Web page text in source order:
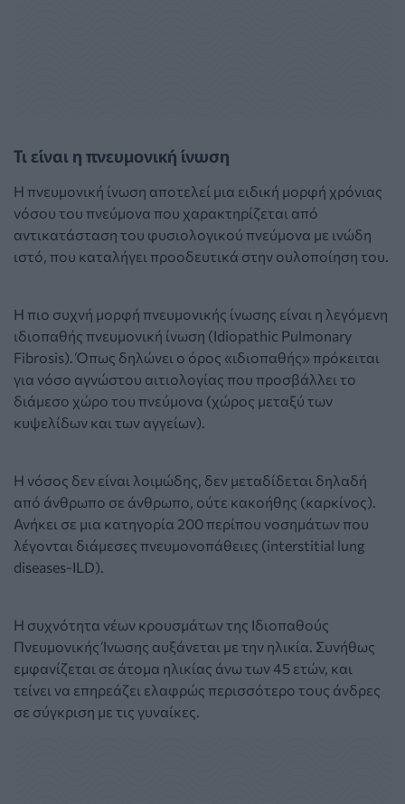
Τι είναι η πνευμονική ίνωση
Η πνευμονική ίνωση αποτελεί μια ειδική μορφή χρόνιας
νόσου του πνεύμονα που χαρακτηρίζεται από
αντικατάσταση του φυσιολογικού πνεύμονα με ινώδη
ιστό, που καταλήγει προοδευτικά στην ουλοποίηση του.
Η πιο συχνή μορφή πνευμονικής ίνωσης είναι η λεγόμενη
ιδιοπαθής πνευμονική ίνωση (Idiopathic Pulmonary
Fibrosis). Όπως δηλώνει ο όρος «ιδιοπαθής» πρόκειται
για νόσο αγνώστου αιτιολογίας που προσβάλλει το
διάμεσο χώρο του πνεύμονα (χώρος μεταξύ των
κυψελίδων και των αγγείων).
Η νόσος δεν είναι λοιμώδης, δεν μεταδίδεται δηλαδή
από άνθρωπο σε άνθρωπο, ούτε κακοήθης (καρκίνος).
Ανήκει σε μια κατηγορία 200 περίπου νοσημάτων που
λέγονται διάμεσες πνευμονοπάθειες (interstitial lung
diseases-ILD).
H συχνότητα νέων κρουσμάτων της Ιδιοπαθούς
Πνευμονικής Ίνωσης αυξάνεται με την ηλικία. Συνήθως
εμφανίζεται σε άτομα ηλικίας άνω των 45 ετών, και
τείνει να επηρεάζει ελαφρώς περισσότερο τους άνδρες
σε σύγκριση με τις γυναίκες.